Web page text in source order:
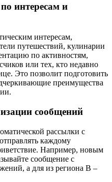
интересам и
интересам,
путешествий, кулинарии
по активностям,
или тех, кто недавно
Это позволит подготовить
преимущества
сообщений
рассылки с
каждому
Например, новым
сообщение с
а для из региона B –